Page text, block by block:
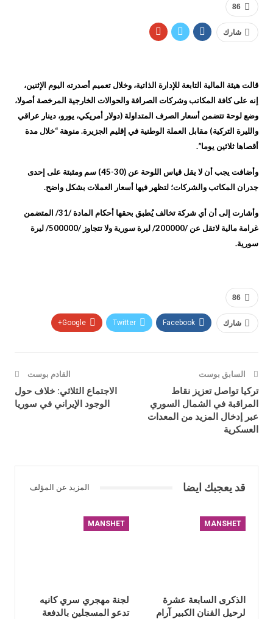
86
شارك
قالت هيئة المالية التابعة للإدارة الذاتية، وخلال تعميم أصدرته اليوم الإثنين،
إنه على كافة المكاتب وشركات الصرافة والحوالات الخارجية المرخصة أصولا،
وضع لوحة تتضمن أسعار الصرف المتداولة (دولار أمريكي، يورو، دينار عراقي
والليرة التركية) مقابل العملة الوطنية في إقليم الجزيرة. منوهة “خلال مدة
أقصاها ثلاثين يوما”.
وأضافت يجب أن لا يقل قياس اللوحة عن (30-45) سم ومثبتة على إحدى
جدران المكاتب والشركات؛ لتظهر فيها أسعار العملات بشكل واضح.
وأشارت إلى أن أي شركة تخالف يُطبق بحقها أحكام المادة /31/ المتضمن
غرامة مالية لاتقل عن /200000/ ليرة سورية ولا تتجاوز /500000/ ليرة
سورية.
86
شارك Facebook
Twitter
Google+
السابق بوست
تركيا تواصل تعزيز نقاط
المراقبة في الشمال السوري
عبر إدخال المزيد من المعدات
العسكرية
القادم بوست
الاجتماع الثلاثي: خلاف حول
الوجود الإيراني في سوريا
قد يعجبك ايضا المزيد عن المؤلف
MANSHET
الذكرى السابعة عشرة
لرحيل الفنان الكبير آرام
MANSHET
لجنة مهجري سري كانيه
تدعو المسجلين بالدفعة